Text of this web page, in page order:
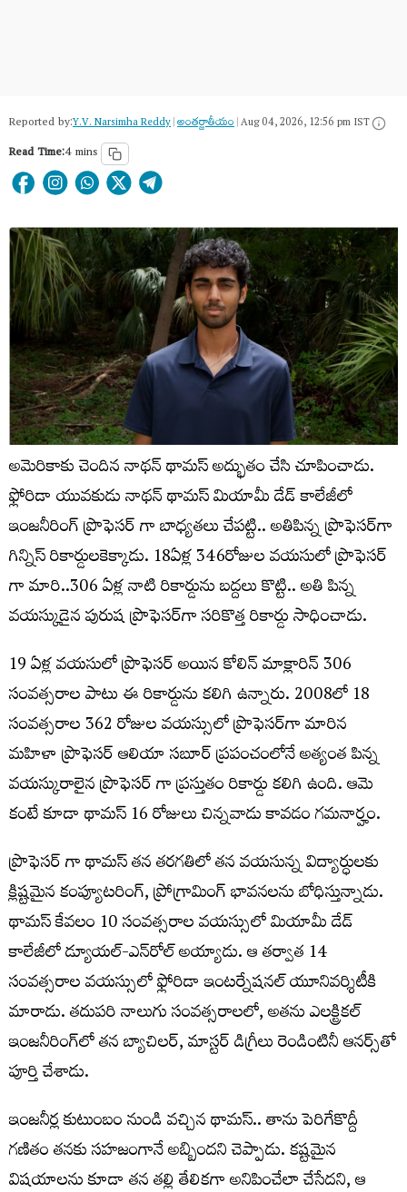
Reported by:Y.V. Narsimha Reddy|అంత‌ర్జాతీయం|Aug 04, 2026, 12:56 pm IST
Read Time:4 mins
అమెరికాకు చెందిన నాథన్ థామస్ అద్భుతం చేసి చూపించాడు.
ఫ్లోరిడా యువకుడు నాథన్ థామస్ మియామీ డేడ్ కాలేజీలో
ఇంజనీరింగ్ ప్రొఫెసర్ గా బాధ్యతలు చేపట్టి.. అతిపిన్న ప్రొఫెసర్‌గా
గిన్నిస్‌ రికార్డులకెక్కాడు. 18ఏళ్ల 346రోజుల వయసులో ప్రొఫెసర్
గా మారి..306 ఏళ్ల నాటి రికార్డును బద్దలు కొట్టి.. అతి పిన్న
వయస్కుడైన పురుష ప్రొఫెసర్‌గా సరికొత్త రికార్డు సాధించాడు.
19 ఏళ్ల వయసులో ప్రొఫెసర్ అయిన కోలిన్ మాక్లారిన్ 306
సంవత్సరాల పాటు ఈ రికార్డును కలిగి ఉన్నారు. 2008లో 18
సంవత్సరాల 362 రోజుల వయస్సులో ప్రొఫెసర్‌గా మారిన
మహిళా ప్రొఫెసర్ ఆలియా సబూర్ ప్రపంచంలోనే అత్యంత పిన్న
వయస్కురాలైన ప్రొఫెసర్ గా ప్రస్తుతం రికార్డు కలిగి ఉంది. ఆమె
కంటే కూడా థామస్ 16 రోజులు చిన్నవాడు కావడం గమనార్హం.
ప్రొఫెసర్ గా థామస్ తన తరగతిలో తన వయసున్న విద్యార్ధులకు
క్లిష్టమైన కంప్యూటరింగ్, ప్రోగ్రామింగ్ భావనలను బోధిస్తున్నాడు.
థామస్ కేవలం 10 సంవత్సరాల వయస్సులో మియామీ డేడ్
కాలేజీలో డ్యూయల్-ఎన్‌రోల్ అయ్యాడు. ఆ తర్వాత 14
సంవత్సరాల వయస్సులో ఫ్లోరిడా ఇంటర్నేషనల్ యూనివర్శిటీకి
మారాడు. తదుపరి నాలుగు సంవత్సరాలలో, అతను ఎలక్ట్రికల్
ఇంజనీరింగ్‌లో తన బ్యాచిలర్, మాస్టర్ డిగ్రీలు రెండింటినీ ఆనర్స్‌తో
పూర్తి చేశాడు.
ఇంజనీర్ల కుటుంబం నుండి వచ్చిన థామస్.. తాను పెరిగేకొద్దీ
గణితం తనకు సహజంగానే అబ్బిందని చెప్పాడు. కష్టమైన
విషయాలను కూడా తన తల్లి తేలికగా అనిపించేలా చేసేదని, ఆ